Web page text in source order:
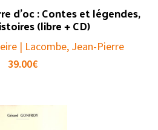
d’oc : Contes et légendes,
(libre + CD)
| Lacombe, Jean-Pierre
39.00€